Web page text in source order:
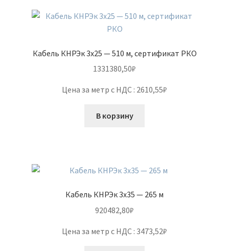
Кабель КНРЭк 3х25 — 510 м, сертификат РКО
1331380,50₽
Цена за метр с НДС : 2610,55₽
В корзину
Кабель КНРЭк 3х35 — 265 м
920482,80₽
Цена за метр с НДС : 3473,52₽